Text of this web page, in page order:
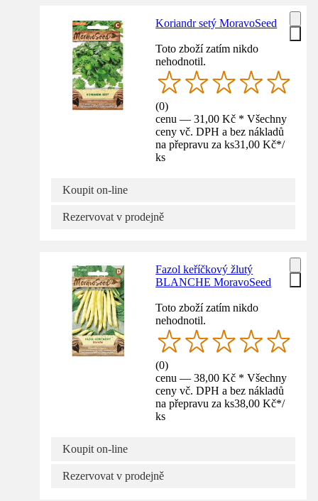
Koriandr setý MoravoSeed
Toto zboží zatím nikdo
nehodnotil.
(0)
cenu — 31,00 Kč * Všechny
ceny vč. DPH a bez nákladů
na přepravu za ks31,00 Kč*/
ks
Koupit on-line
Rezervovat v prodejně
Fazol keříčkový žlutý
BLANCHE MoravoSeed
Toto zboží zatím nikdo
nehodnotil.
(0)
cenu — 38,00 Kč * Všechny
ceny vč. DPH a bez nákladů
na přepravu za ks38,00 Kč*/
ks
Koupit on-line
Rezervovat v prodejně